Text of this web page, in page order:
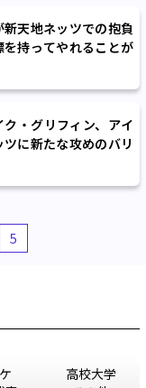
天地ネッツでの抱負
持ってやれることが
ク・グリフィン、アイ
に新たな攻めのバリ
5
高校大学